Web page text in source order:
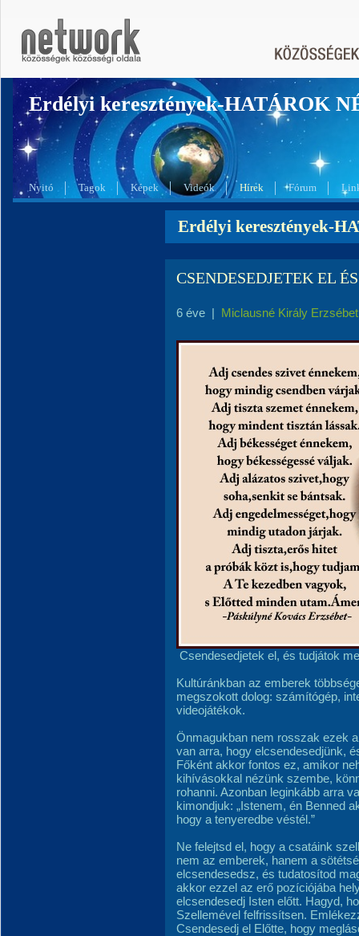
Erdélyi keresztények-HATÁROK
Nyitó Tagok Képek Videók Hírek Fórum
Erdélyi keresztények-
CSENDESEDJETEK EL
6 éve | Miclausné Király Erzsébet
Csendesedjetek el, és tudjátok
Kultúránkban az emberek
megszokott dolog: számítógép,
videojátékok.
Önmagukban nem rosszak ezek
van arra, hogy elcsendesedjünk,
Főként akkor fontos ez, amikor
kihívásokkal nézünk szembe,
rohanni. Azonban leginkább arra
kimondjuk: „Istenem, én Benned
hogy a tenyeredbe véstél.”
Ne felejtsd el, hogy a csatáink
nem az emberek, hanem a
elcsendesedsz, és tudatosítod
akkor ezzel az erő pozíciójába
elcsendesedj Isten előtt. Hagyd,
Szellemével felfrissítsen.
Csendesedj el Előtte, hogy